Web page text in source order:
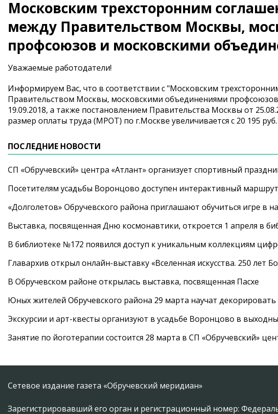
Московским трехсторонним
между Правительством Москвы,
профсоюзов и московскими
Уважаемые работодатели!
Информируем Вас, что в соответствии с "Московским
Правительством Москвы, московскими объединениями
19.09.2018, а также постановлением Правительства Москвы от
размер оплаты труда (МРОТ) по г.Москве увеличивается с 20 195 руб.
ПОСЛЕДНИЕ НОВОСТИ
СП «Обручевский» центра «Атлант» организует спортивный
Посетителям усадьбы Воронцово доступен интерактивный
«Долголетов» Обручевского района приглашают обучиться игре в
Выставка, посвященная Дню космонавтики, откроется 1 апреля в
В библиотеке №172 появился доступ к уникальным коллекциям
Главархив открыл онлайн-выставку «Вселенная искусства. 250 лет
В Обручевском районе открылась выставка, посвященная Пасхе
Юных жителей Обручевского района 29 марта научат декорировать
Экскурсии и арт-квесты организуют в усадьбе Воронцово в
Занятие по йоготерапии состоится 28 марта в СП «Обручевский»
Сетевое издание газета «Обручевский меридиан»
Зарегистрировавший его орган и регистрационный номер: